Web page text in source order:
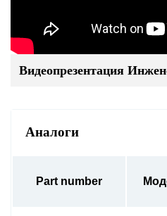
Видеопрезентация
Аналоги
Part number